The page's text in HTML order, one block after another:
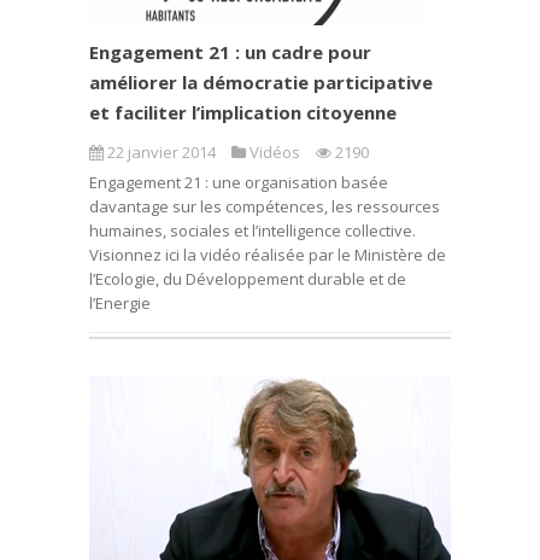
Engagement 21 : un cadre pour
améliorer la démocratie participative
et faciliter l’implication citoyenne
22 janvier 2014 Vidéos
2190
Engagement 21 : une organisation basée
davantage sur les compétences, les ressources
humaines, sociales et l’intelligence collective.
Visionnez ici la vidéo réalisée par le Ministère de
l’Ecologie, du Développement durable et de
l’Energie